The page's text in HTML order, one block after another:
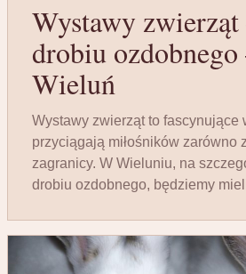
Wystawy
drobiu
Wieluń
Wystawy zwierząt to fascynujące
przyciągają miłośników zarówno
zagranicy. W Wieluniu, na
drobiu ozdobnego, będziemy